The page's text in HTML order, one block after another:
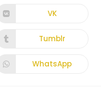
VK
Tumblr
WhatsApp